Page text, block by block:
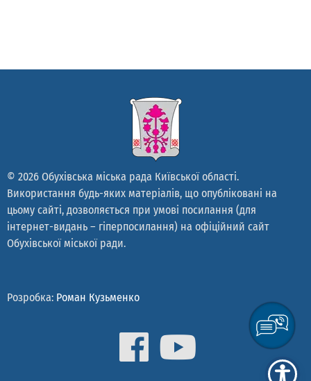
© 2026 Обухівська міська рада Київської області.
Використання будь-яких матеріалів, що опубліковані на
цьому сайті, дозволяється при умові посилання (для
інтернет-видань – гіперпосилання) на офіційний сайт
Обухівської міської ради.
Розробка: Роман Кузьменко